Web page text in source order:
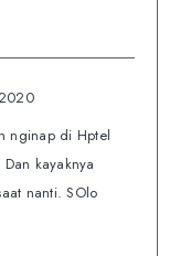
nginap di Hptel
kayaknya
nanti. SOlo